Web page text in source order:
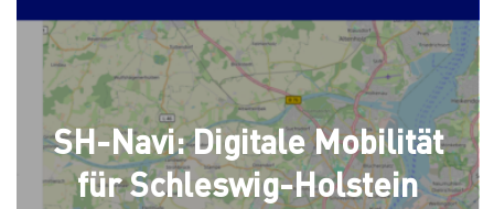
SH-Navi: Digitale Mobilität
für Schleswig-Holstein